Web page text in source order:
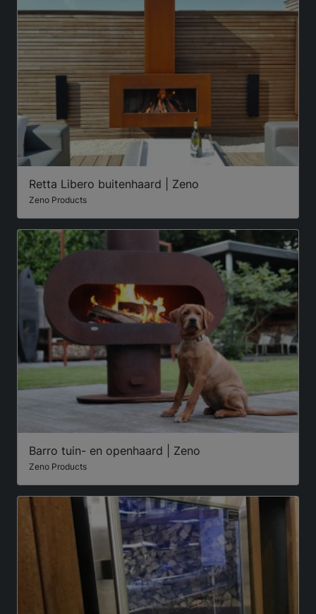
Retta Libero buitenhaard | Zeno
Zeno Products
Barro tuin- en openhaard | Zeno
Zeno Products